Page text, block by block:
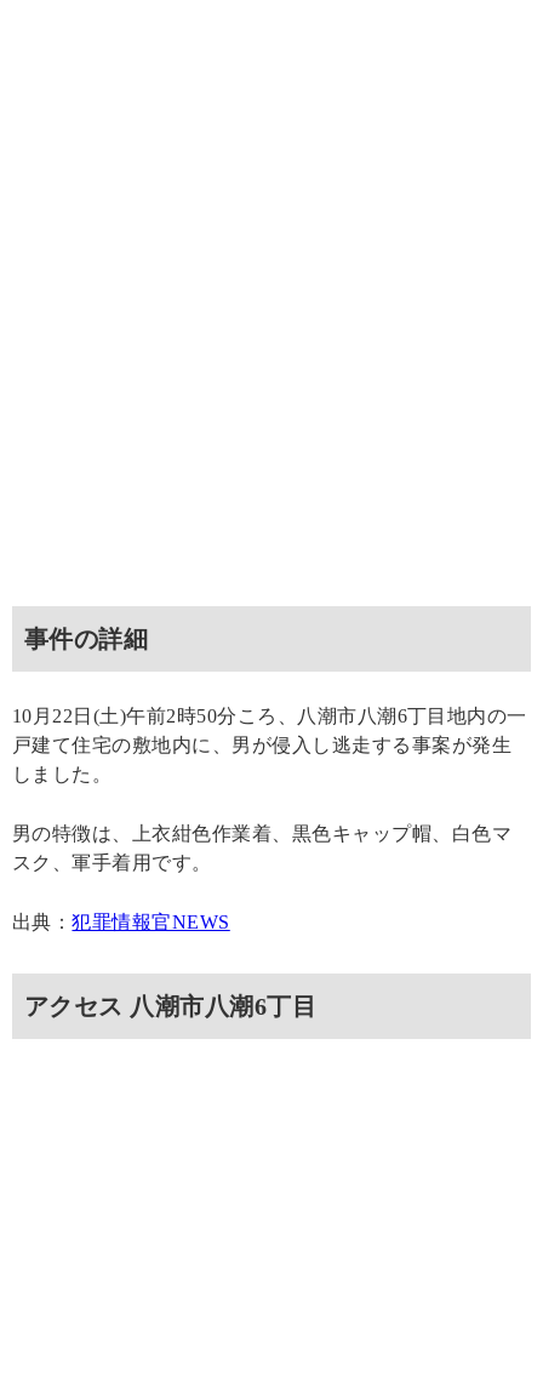
事件の詳細
10月22日(土)午前2時50分ころ、八潮市八潮6丁目地内の一
戸建て住宅の敷地内に、男が侵入し逃走する事案が発生
しました。
男の特徴は、上衣紺色作業着、黒色キャップ帽、白色マ
スク、軍手着用です。
出典：犯罪情報官NEWS
アクセス 八潮市八潮6丁目